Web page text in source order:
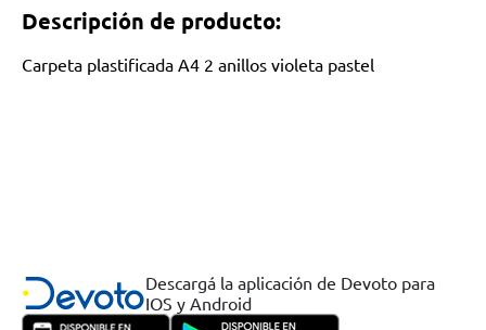
Descripción de producto:
Carpeta plastificada A4 2 anillos violeta pastel
Descargá la aplicación de Devoto para
IOS y Android